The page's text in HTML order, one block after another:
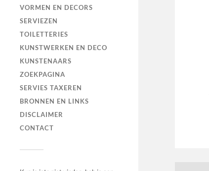
VORMEN EN DECORS
SERVIEZEN
TOILETTERIES
KUNSTWERKEN EN DECO
KUNSTENAARS
ZOEKPAGINA
SERVIES TAXEREN
BRONNEN EN LINKS
DISCLAIMER
CONTACT